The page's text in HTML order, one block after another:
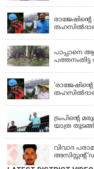
പാപ്പാനെ
തഹസില്‍ദാര്‍
യാത്ര
വിവാദ
അസിസ്റ്റന്റ്